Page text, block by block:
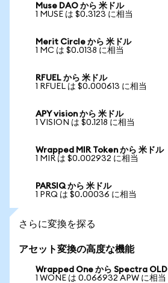
Muse DAO から 米ドル
1 MUSE は $0.3123 に相当
Merit Circle から 米ドル
1 MC は $0.0138 に相当
RFUEL から 米ドル
1 RFUEL は $0.000613 に相当
APY vision から 米ドル
1 VISION は $0.1218 に相当
Wrapped MIR Token から 米ドル
1 MIR は $0.002932 に相当
PARSIQ から 米ドル
1 PRQ は $0.00036 に相当
さらに変換を探る
アセット変換の高度な機能
Wrapped One から Spectra OLD
1 WONE は 0.066932 APW に相当